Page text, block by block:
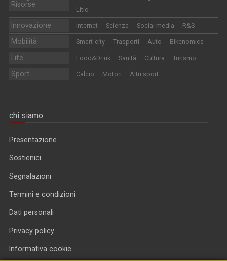
Risorse
Litio
Innovazione Internet Scienza Social media R&S
Mobilità Smart-city Trasporti Auto Bikenomics
Life Food&Drink Sanità Cultura Turismo
Sport Calcio Motori Altri sport
chi siamo
Presentazione
Sostienici
Segnalazioni
Termini e condizioni
Dati personali
Privacy policy
Informativa cookie